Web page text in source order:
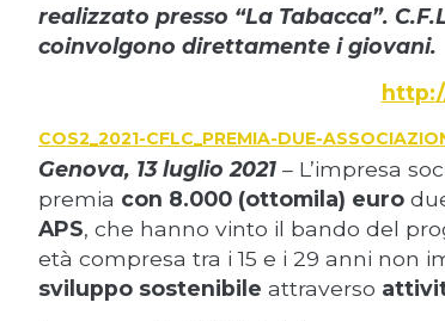
realizzato presso “La Tabacca”.
coinvolgono direttamente i giovani.
COS2_2021-CFLC_PREMIA-DUE-
Genova, 13 luglio 2021 – L’impresa
premia con 8.000 (ottomila) euro
APS, che hanno vinto il bando del
età compresa tra i 15 e i 29 anni non
sviluppo sostenibile attraverso